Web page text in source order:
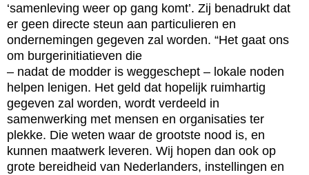
‘samenleving weer op gang komt’. Zij benadrukt dat
er geen directe steun aan particulieren en
ondernemingen gegeven zal worden. “Het gaat ons
om burgerinitiatieven die
– nadat de modder is weggeschept – lokale noden
helpen lenigen. Het geld dat hopelijk ruimhartig
gegeven zal worden, wordt verdeeld in
samenwerking met mensen en organisaties ter
plekke. Die weten waar de grootste nood is, en
kunnen maatwerk leveren. Wij hopen dan ook op
grote bereidheid van Nederlanders, instellingen en